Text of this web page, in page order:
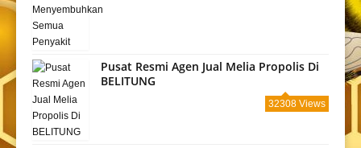
Pusat Resmi Agen Jual Melia Propolis Di
BELITUNG
32308 Views